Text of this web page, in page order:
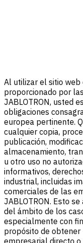
Al utilizar el sitio
proporcionado por
JABLOTRON, usted
obligaciones
europea pertinente.
cualquier copia,
publicación,
almacenamiento,
u otro uso no
informativos,
industrial, incluidas
comerciales de las
JABLOTRON. Esto
del ámbito de los
especialmente con
propósito de obtener
empresarial directo